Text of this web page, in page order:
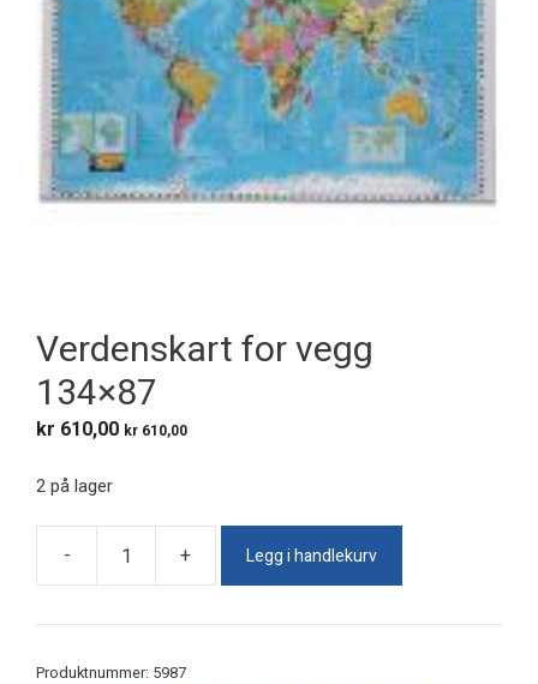
Verdenskart for vegg
134×87
kr 610,00 kr 610,00
2 på lager
-
Verdenskart
vegg
+ Legg i handlekurv
Produktnummer: 5987